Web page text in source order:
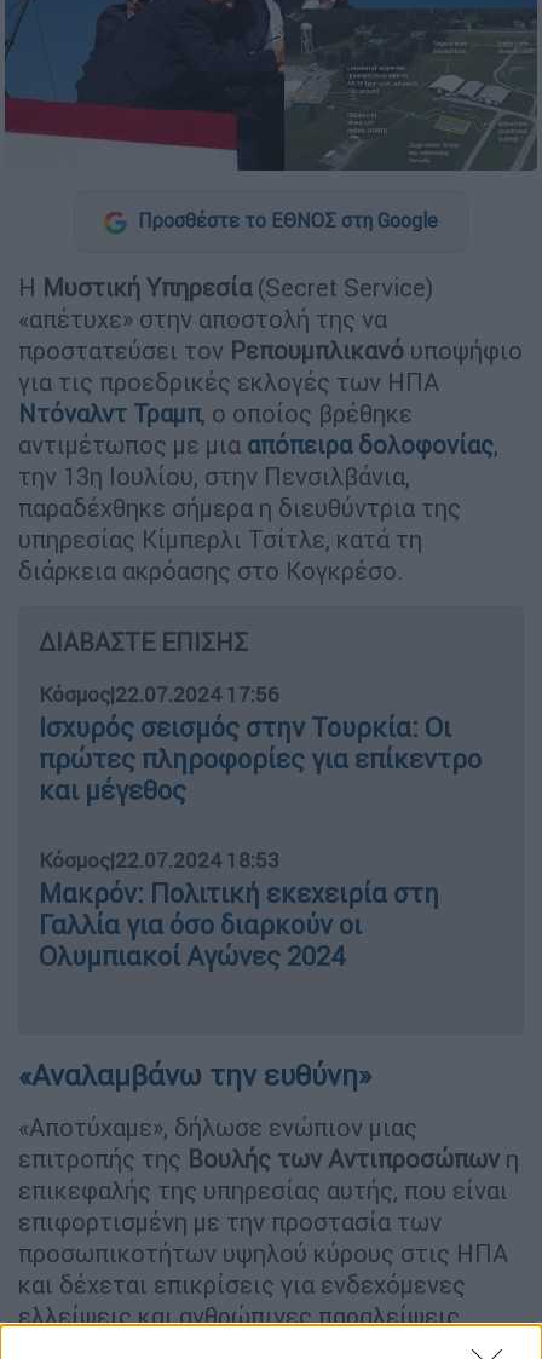
Προσθέστε το ΕΘΝΟΣ στη Google
Η Μυστική Υπηρεσία(Secret Service)
«απέτυχε» στην αποστολή της να
προστατεύσει τον Ρεπουμπλικανό υποψήφιο
για τις προεδρικές εκλογές των ΗΠΑ
Ντόναλντ Τραμπ, ο οποίος βρέθηκε
αντιμέτωπος με μια απόπειρα δολοφονίας,
την 13η Ιουλίου, στην Πενσιλβάνια,
παραδέχθηκε σήμερα η διευθύντρια της
υπηρεσίας Κίμπερλι Τσίτλε, κατά τη
διάρκεια ακρόασης στο Κογκρέσο.
ΔΙΑΒΑΣΤΕ ΕΠΙΣΗΣ
Κόσμος|22.07.2024 17:56
Ισχυρός σεισμός στην Τουρκία: Οι
πρώτες πληροφορίες για επίκεντρο
και μέγεθος
Κόσμος|22.07.2024 18:53
Μακρόν: Πολιτική εκεχειρία στη
Γαλλία για όσο διαρκούν οι
Ολυμπιακοί Αγώνες 2024
«Αναλαμβάνω την ευθύνη»
«Αποτύχαμε», δήλωσε ενώπιον μιας
επιτροπής της Βουλής των Αντιπροσώπων η
επικεφαλής της υπηρεσίας αυτής, που είναι
επιφορτισμένη με την προστασία των
προσωπικοτήτων υψηλού κύρους στις ΗΠΑ
και δέχεται επικρίσεις για ενδεχόμενες
ελλείψεις και ανθρώπινες παραλείψεις.